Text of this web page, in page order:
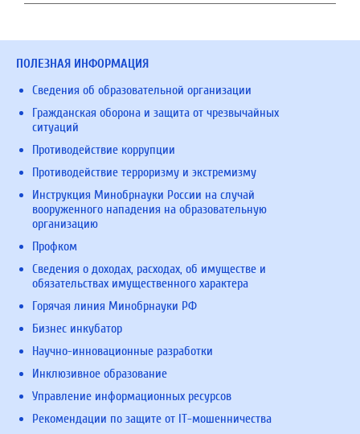
ПОЛЕЗНАЯ ИНФОРМАЦИЯ
Сведения об образовательной организации
Гражданская оборона и защита от чрезвычайных
ситуаций
Противодействие коррупции
Противодействие терроризму и экстремизму
Инструкция Минобрнауки России на случай
вооруженного нападения на образовательную
организацию
Профком
Сведения о доходах, расходах, об имуществе и
обязательствах имущественного характера
Горячая линия Минобрнауки РФ
Бизнес инкубатор
Научно-инновационные разработки
Инклюзивное образование
Управление информационных ресурсов
Рекомендации по защите от IT-мошенничества